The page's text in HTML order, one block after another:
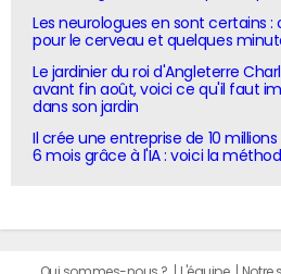
Les neurologues en sont certains
pour le cerveau et quelques
Le jardinier du roi d'Angleterre
avant fin août, voici ce qu'il faut
dans son jardin
Il crée une entreprise de 10
6 mois grâce à l'IA : voici la